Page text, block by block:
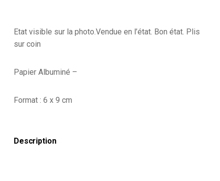
-
Allemagne
-
Etat visible sur la photo.Vendue en l’état. Bon état. Plis
sur coin
Papier Albuminé –
Format : 6 x 9 cm
Description